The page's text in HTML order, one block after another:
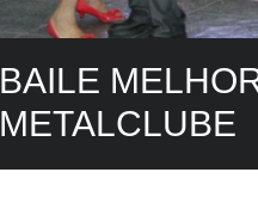
BAILE
METALCLUBE